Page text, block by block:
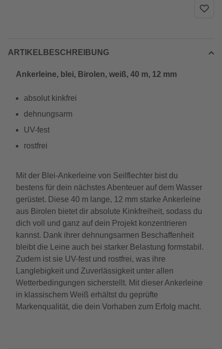
ARTIKELBESCHREIBUNG
Ankerleine, blei, Birolen, weiß, 40 m, 12 mm
absolut kinkfrei
dehnungsarm
UV-fest
rostfrei
Mit der Blei-Ankerleine von Seilflechter bist du
bestens für dein nächstes Abenteuer auf dem Wasser
gerüstet. Diese 40 m lange, 12 mm starke Ankerleine
aus Birolen bietet dir absolute Kinkfreiheit, sodass du
dich voll und ganz auf dein Projekt konzentrieren
kannst. Dank ihrer dehnungsarmen Beschaffenheit
bleibt die Leine auch bei starker Belastung formstabil.
Zudem ist sie UV-fest und rostfrei, was ihre
Langlebigkeit und Zuverlässigkeit unter allen
Wetterbedingungen sicherstellt. Mit dieser Ankerleine
in klassischem Weiß erhältst du geprüfte
Markenqualität, die dein Vorhaben zum Erfolg macht.